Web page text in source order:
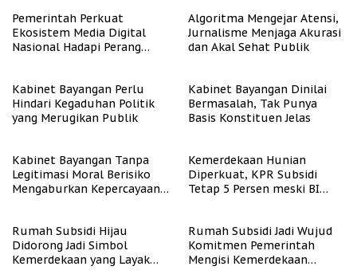
Pemerintah Perkuat
Ekosistem Media Digital
Nasional Hadapi Perang
Algoritma Mengejar Atensi,
Jurnalisme Menjaga Akurasi
dan Akal Sehat Publik
Kabinet Bayangan Perlu
Hindari Kegaduhan Politik
yang Merugikan Publik
Kabinet Bayangan Dinilai
Bermasalah, Tak Punya
Basis Konstituen Jelas
Kabinet Bayangan Tanpa
Legitimasi Moral Berisiko
Mengaburkan Kepercayaan
Kemerdekaan Hunian
Diperkuat, KPR Subsidi
Tetap 5 Persen meski BI
Rumah Subsidi Hijau
Didorong Jadi Simbol
Kemerdekaan yang Layak
Rumah Subsidi Jadi Wujud
Komitmen Pemerintah
Mengisi Kemerdekaan